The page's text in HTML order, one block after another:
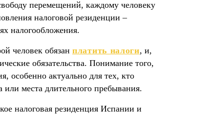
перемещений, каждому человеку
налоговой резиденции –
налогообложения.
человек обязан платить налоги, и,
обязательства. Понимание того,
особенно актуально для тех, кто
места длительного пребывания.
налоговая резиденция Испании и